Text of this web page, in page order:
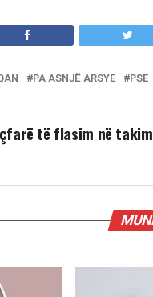
PA ASNJË ARSYE PSE
të flasim në